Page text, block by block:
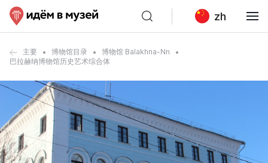
zh
主要 博物馆目录
博物馆 Balakhna-Nn
巴拉赫纳博物馆历史艺术综合体